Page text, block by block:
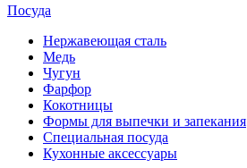
Посуда
Нержавеющая сталь
Медь
Чугун
Фарфор
Кокотницы
Формы для выпечки и запекания
Специальная посуда
Кухонные аксессуары